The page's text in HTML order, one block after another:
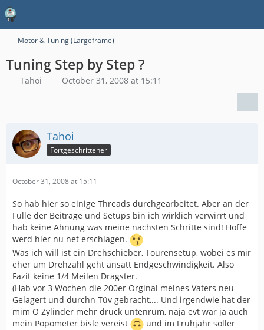
Motor & Tuning (Largeframe)
Tuning Step by Step ?
Tahoi October 31, 2008 at 15:11
Tahoi
Fortgeschrittener
October 31, 2008 at 15:11
So hab hier so einige Threads durchgearbeitet. Aber an der
Fülle der Beiträge und Setups bin ich wirklich verwirrt und
hab keine Ahnung was meine nächsten Schritte sind! Hoffe
werd hier nu net erschlagen.
Was ich will ist ein Drehschieber, Tourensetup, wobei es mir
eher um Drehzahl geht ansatt Endgeschwindigkeit. Also
Fazit keine 1/4 Meilen Dragster.
(Hab vor 3 Wochen die 200er Orginal meines Vaters neu
Gelagert und durchn Tüv gebracht,... Und irgendwie hat der
mim O Zylinder mehr druck untenrum, naja evt war ja auch
mein Popometer bisle vereist
und im Frühjahr soller